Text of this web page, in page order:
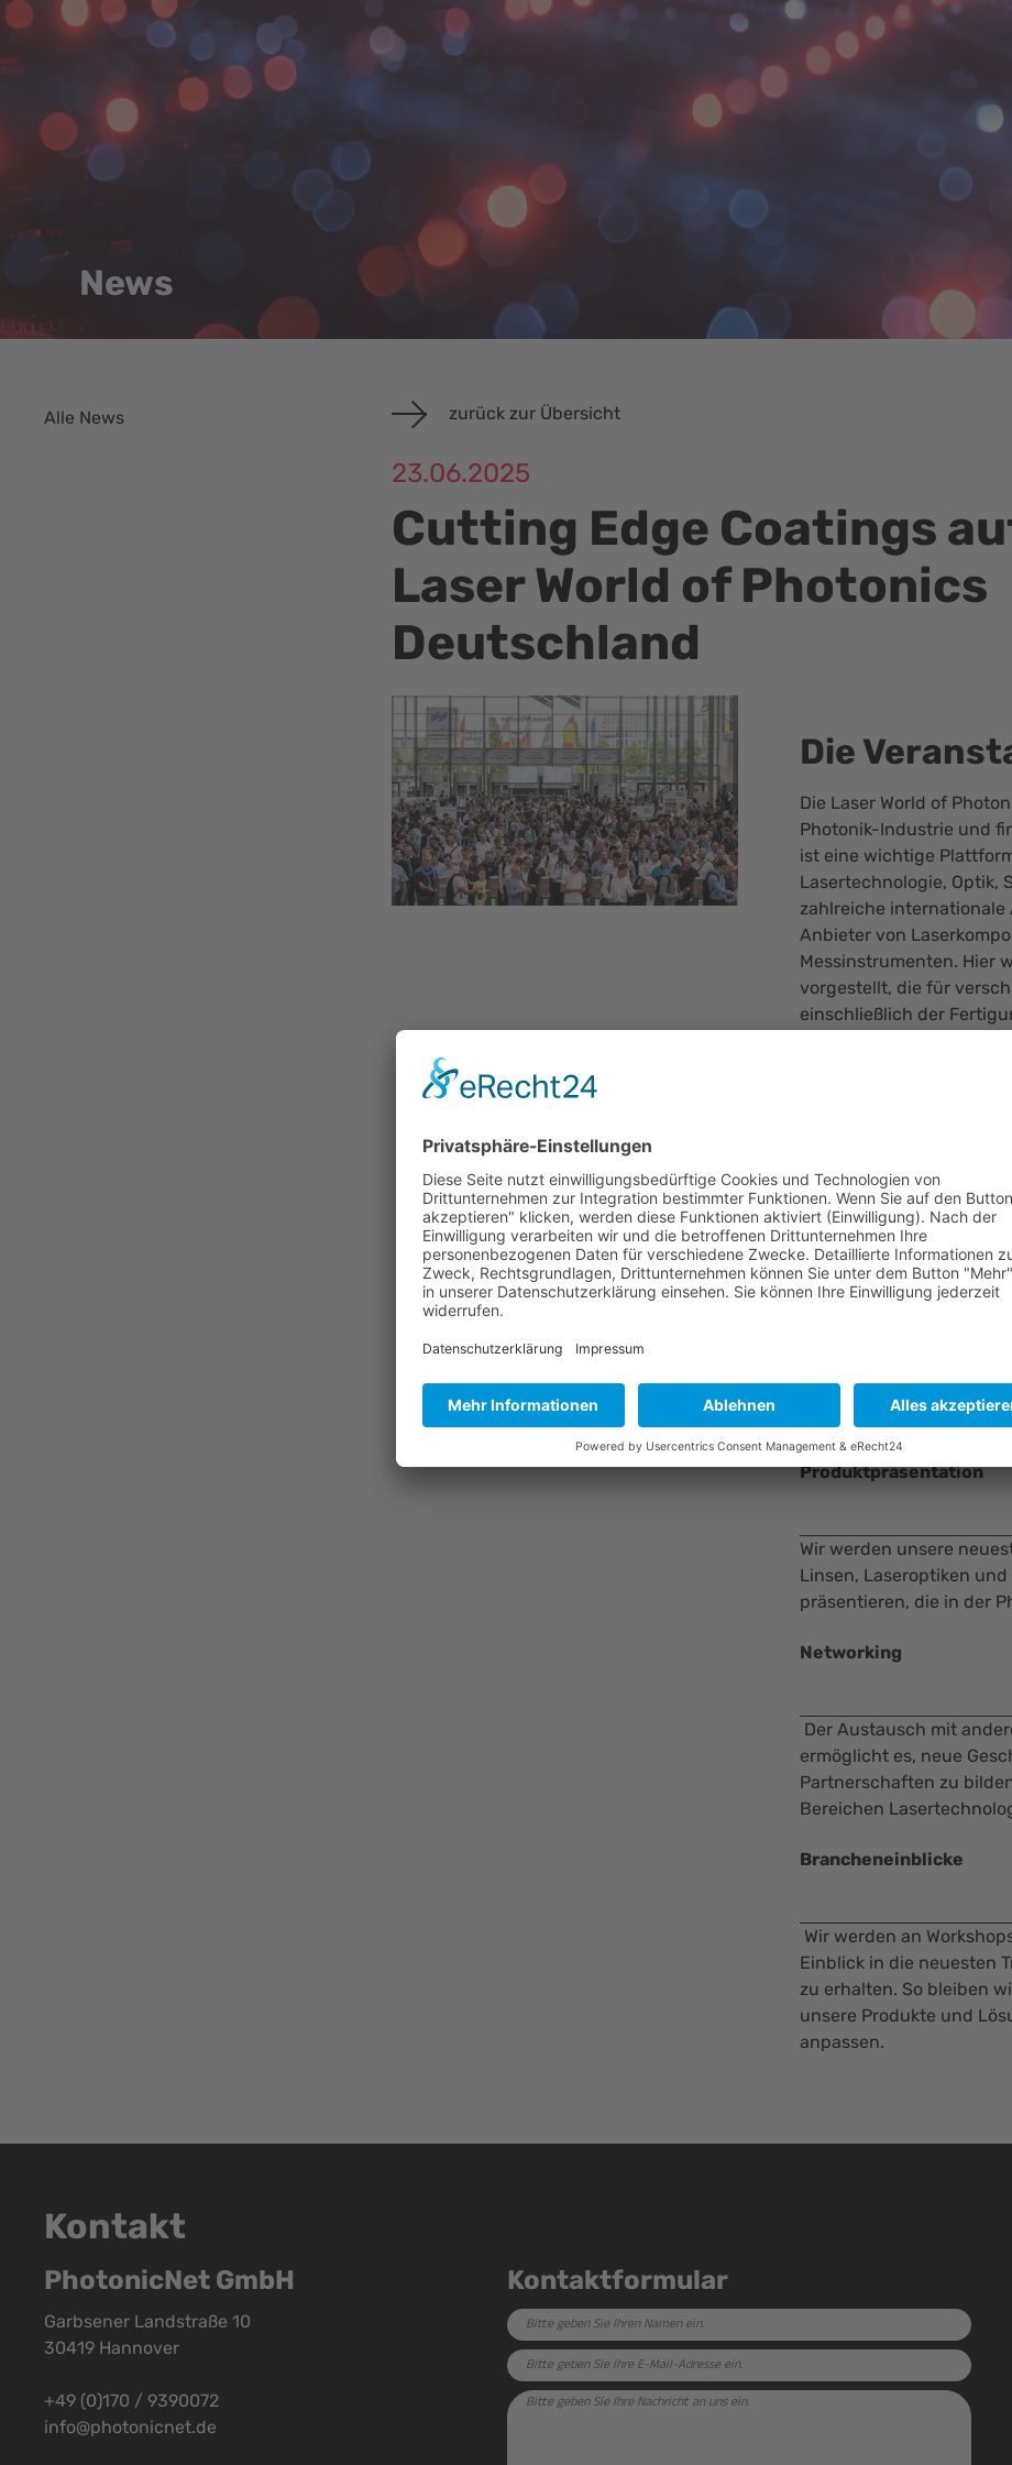
News
Alle News zurück zur Übersicht
23.06.2025
Cutting Edge Coatings
Laser World of Photonics
Deutschland
Die
Die Laser World of
Photonik-Industrie und
ist eine wichtige
Lasertechnologie, Optik,
zahlreiche internationale
Anbieter von
Messinstrumenten. Hier
vorgestellt, die für
einschließlich der
Zentrale
eine
Beschichtungslösungen
einem internationalen
innovativen
die in vielen optischen
sind, passen perfekt in
Chance, mit führenden
Laseroptik und
Geplante
Produktpräsentation
Wir werden unsere
Linsen, Laseroptiken
präsentieren, die in der
Networking
Der Austausch mit
ermöglicht es, neue
Partnerschaften zu
Bereichen
Brancheneinblicke
Wir werden an
Einblick in die neuesten
zu erhalten. So bleiben
unsere Produkte und
anpassen.
Kontakt
PhotonicNet GmbH
Garbsener Landstraße 10
30419 Hannover
+49 (0)170 / 9390072
info@photonicnet.de
Kontaktformular